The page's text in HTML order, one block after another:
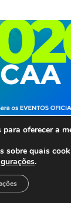
de
de janeiro
oferecer a
sobre quais
.